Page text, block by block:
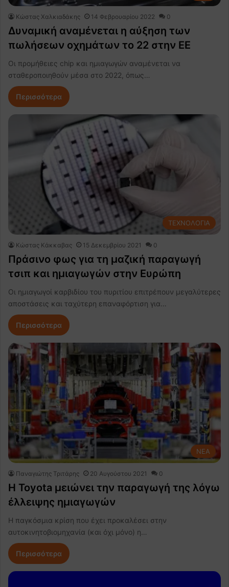
Κώστας Χαλκιαδάκης 14 Φεβρουαρίου 2022 0
Δυναμική αναμένεται η αύξηση των
πωλήσεων οχημάτων το 22 στην ΕΕ
Οι προμήθειες chip και ημιαγωγών αναμένεται να
σταθεροποιηθούν μέσα στο 2022, όπως…
Περισσότερα
ΤΕΧΝΟΛΟΓΙΑ
Κώστας Κάκκαβας 15 Δεκεμβρίου 2021 0
Πράσινο φως για τη μαζική παραγωγή
τσιπ και ημιαγωγών στην Ευρώπη
Οι ημιαγωγοί καρβιδίου του πυριτίου επιτρέπουν μεγαλύτερες
αποστάσεις και ταχύτερη επαναφόρτιση για…
Περισσότερα
NEA
Παναγιώτης Τριτάρης 20 Αυγούστου 2021 0
Η Toyota μειώνει την παραγωγή της λόγω
έλλειψης ημιαγωγών
Η παγκόσμια κρίση που έχει προκαλέσει στην
αυτοκινητοβιομηχανία (και όχι μόνο) η…
Περισσότερα